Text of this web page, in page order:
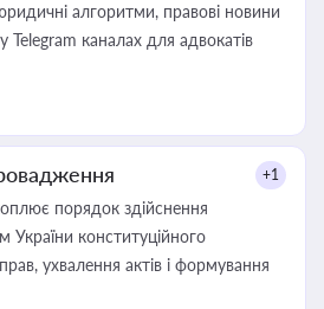
алгоритми, правові новини
каналах для адвокатів
+1
порядок здійснення
України конституційного
ухвалення актів і формування